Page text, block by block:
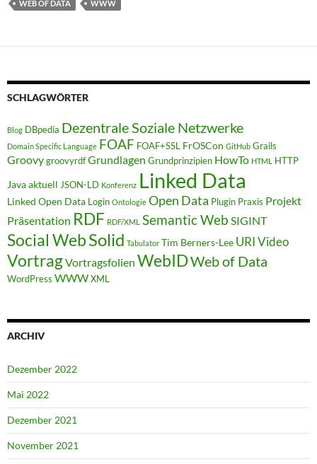
WEB OF DATA
WWW
SCHLAGWÖRTER
Blog DBpedia Dezentrale Soziale Netzwerke
Domain Specific Language FOAF FOAF+SSL FrOSCon GitHub Grails
GroovygroovyrdfGrundlagen Grundprinzipien HowTo HTML HTTP
Java aktuell JSON-LD Konferenz Linked Data
Linked Open Data Login Ontologie Open Data Plugin Praxis Projekt
Präsentation RDF RDF/XML Semantic Web SIGINT
Social WebSolid Tabulator Tim Berners-Lee URIVideo
VortragVortragsfolien WebIDWeb of Data
WordPress WWWXML
ARCHIV
Dezember 2022
Mai 2022
Dezember 2021
November 2021